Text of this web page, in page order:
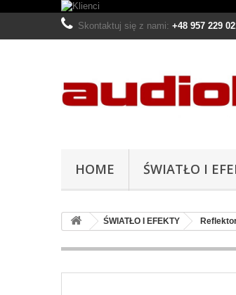
Skontaktuj się z nami: +48 957 229
HOME ŚWIATŁO I
ŚWIATŁO I EFEKTY